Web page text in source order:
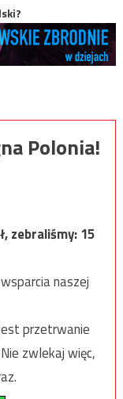
Polonia!
zebraliśmy:15
naszej
przetrwanie
zwlekaj więc,